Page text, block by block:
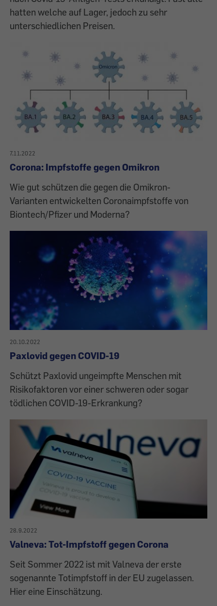
hatten welche auf Lager, jedoch zu sehr
unterschiedlichen Preisen.
7.11.2022
Corona: Impfstoffe gegen Omikron
Wie gut schützen die gegen die Omikron-
Varianten entwickelten Coronaimpfstoffe von
Biontech/Pfizer und Moderna?
20.10.2022
Paxlovid gegen COVID-19
Schützt Paxlovid ungeimpfte Menschen mit
Risikofaktoren vor einer schweren oder sogar
tödlichen COVID-19-Erkrankung?
28.9.2022
Valneva: Tot-Impfstoff gegen Corona
Seit Sommer 2022 ist mit Valneva der erste
sogenannte Totimpfstoff in der EU zugelassen.
Hier eine Einschätzung.